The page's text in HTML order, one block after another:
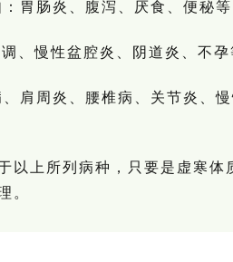
胃肠炎、腹泻、厌食、便秘等
、慢性盆腔炎、阴道炎、不孕
肩周炎、腰椎病、关节炎、
以上所列病种，只要是虚寒体
。